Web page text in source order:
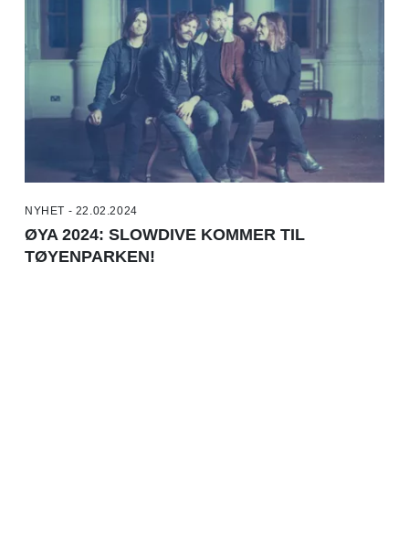
NYHET - 22.02.2024
ØYA 2024: SLOWDIVE KOMMER TIL
TØYENPARKEN!